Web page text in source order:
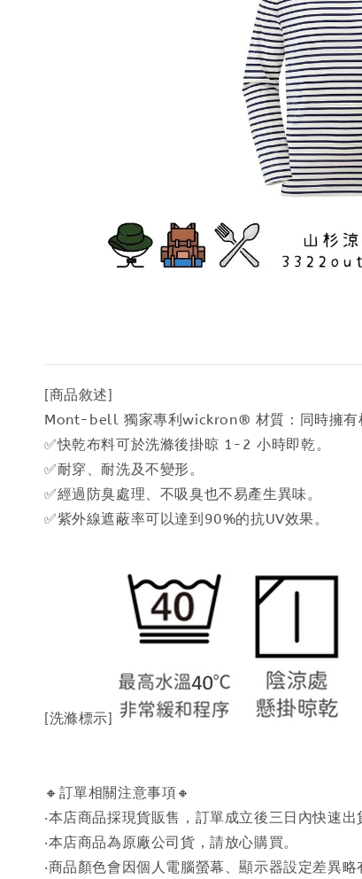
[商品敘述]
Mont-bell 獨家專利wickron® 材質：同時擁有
✅快乾布料可於洗滌後掛晾 1-2 小時即乾。
✅耐穿、耐洗及不變形。
✅經過防臭處理、不吸臭也不易產生異味。
✅紫外線遮蔽率可以達到90%的抗UV效果。
[洗滌標示]
🔸訂單相關注意事項🔸
‧本店商品採現貨販售，訂單成立後三日內快速出
‧本店商品為原廠公司貨，請放心購買。
‧商品顏色會因個人電腦螢幕、顯示器設定差異